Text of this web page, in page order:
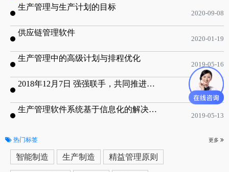
生产管理与生产计划的目标
2020-09-08
供应链管理软件
2020-01-19
生产管理中的高级计划与排程优化
2019-05-16
2018年12月7日 强强联手，共同推进电子器件领域APS应用典范 风华高科生产自动化工业互联网应用项目-APS项目启动会
2018-12-07
生产管理软件系统基于信息化的解决方案
2019-05-13
热门标签 更多
智能制造 生产制造 精益管理原则